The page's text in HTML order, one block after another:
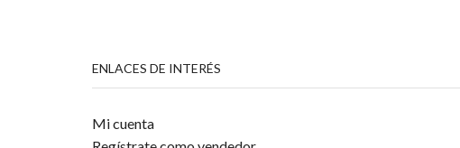
ENLACES DE INTERÉS
Mi cuenta